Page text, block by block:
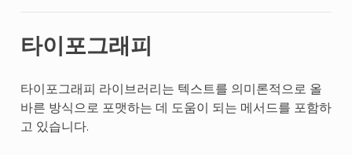
타이포그래피
타이포그래피 라이브러리는 텍스트를 의미론적으로 올
바른 방식으로 포맷하는 데 도움이 되는 메서드를 포함하
고 있습니다.